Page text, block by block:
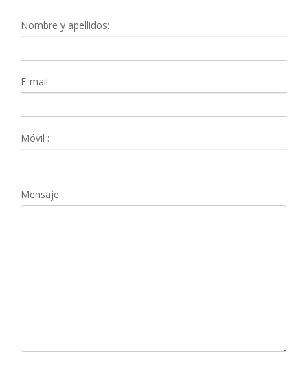
Nombre y apellidos:
E-mail :
Móvil :
Mensaje: